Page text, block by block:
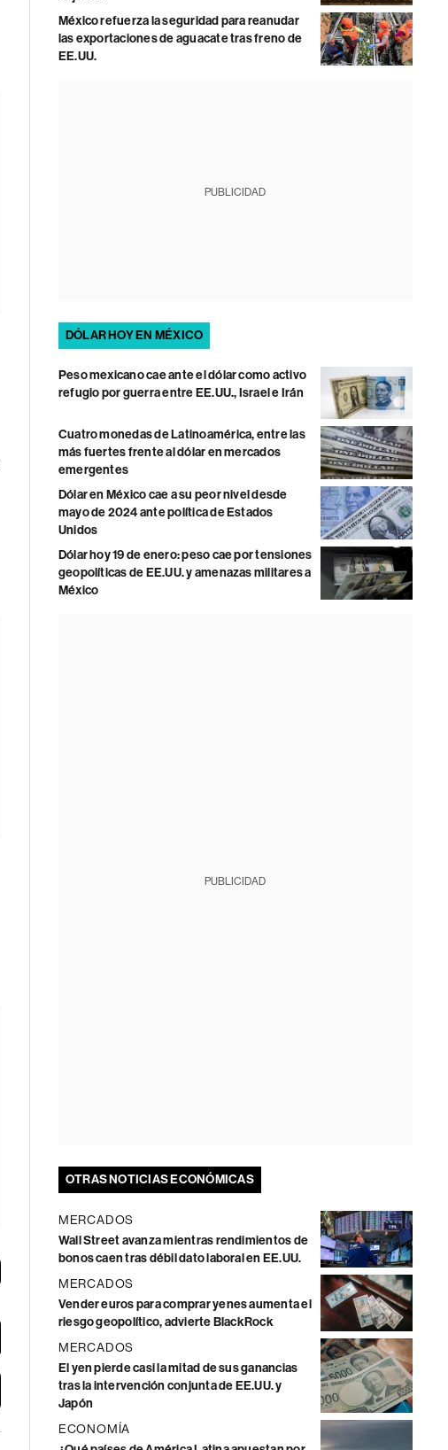
México refuerza la seguridad para reanudar
las exportaciones de aguacate tras freno de
EE.UU.
PUBLICIDAD
DÓLAR HOY EN MÉXICO
Peso mexicano cae ante el dólar como activo
refugio por guerra entre EE.UU., Israel e Irán
Cuatro monedas de Latinoamérica, entre las
más fuertes frente al dólar en mercados
emergentes
Dólar en México cae a su peor nivel desde
mayo de 2024 ante política de Estados
Unidos
Dólar hoy 19 de enero: peso cae por tensiones
geopolíticas de EE.UU. y amenazas militares a
México
PUBLICIDAD
OTRAS NOTICIAS ECONÓMICAS
MERCADOS
Wall Street avanza mientras rendimientos de
bonos caen tras débil dato laboral en EE.UU.
MERCADOS
Vender euros para comprar yenes aumenta el
riesgo geopolítico, advierte BlackRock
MERCADOS
El yen pierde casi la mitad de sus ganancias
tras la intervención conjunta de EE.UU. y
Japón
ECONOMÍA